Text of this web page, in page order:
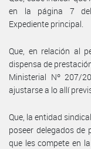
en la página 7 del
Expediente principal.
Que, en relación al
dispensa de
Ministerial Nº 207/
ajustarse a lo allí
Que, la entidad
poseer delegados de
que les compete en